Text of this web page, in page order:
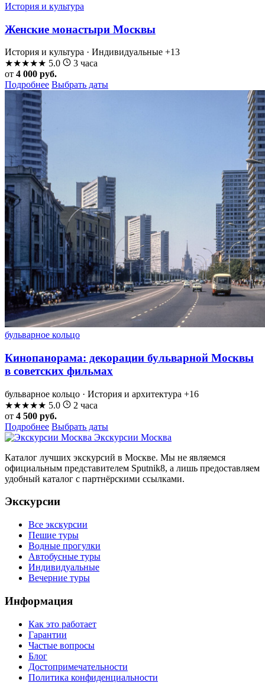
История и культура
Женские монастыри Москвы
История и культура · Индивидуальные +13
★★★★★ 5.0
3 часа
от 4 000 руб.
Подробнее Выбрать даты
бульварное кольцо
Кинопанорама: декорации бульварной Москвы
в советских фильмах
бульварное кольцо · История и архитектура +16
★★★★★ 5.0
2 часа
от 4 500 руб.
Подробнее Выбрать даты
Экскурсии Москва
Каталог лучших экскурсий в Москве. Мы не являемся
официальным представителем Sputnik8, а лишь предоставляем
удобный каталог с партнёрскими ссылками.
Экскурсии
Все экскурсии
Пешие туры
Водные прогулки
Автобусные туры
Индивидуальные
Вечерние туры
Информация
Как это работает
Гарантии
Частые вопросы
Блог
Достопримечательности
Политика конфиденциальности